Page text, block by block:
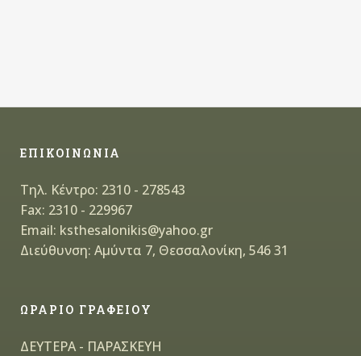
ΕΠΙΚΟΙΝΩΝΙΑ
Τηλ. Κέντρο: 2310 - 278543
Fax: 2310 - 229967
Email: ksthesalonikis@yahoo.gr
Διεύθυνση: Αμύντα 7, Θεσσαλονίκη, 546 31
ΩΡΑΡΙΟ ΓΡΑΦΕΙΟΥ
ΔΕΥΤΕΡΑ - ΠΑΡΑΣΚΕΥΗ